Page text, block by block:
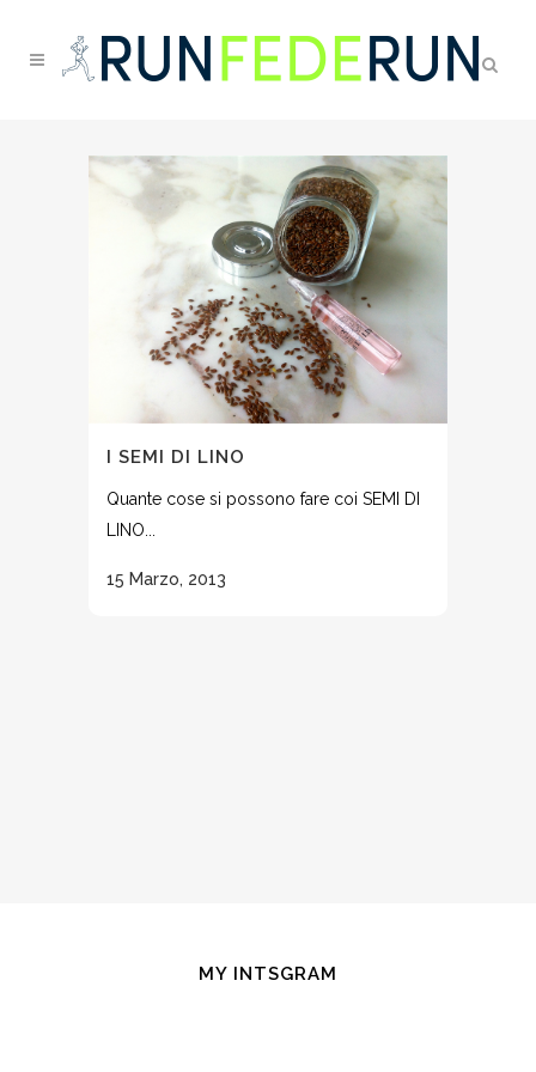
I SEMI DI LINO
Quante cose si possono fare coi SEMI DI
LINO...
15 Marzo, 2013
MY INTSGRAM